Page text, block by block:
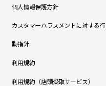
個人情報保護方針
カスタマーハラスメントに対する行
動指針
利用規約
利用規約（店頭受取サービス）